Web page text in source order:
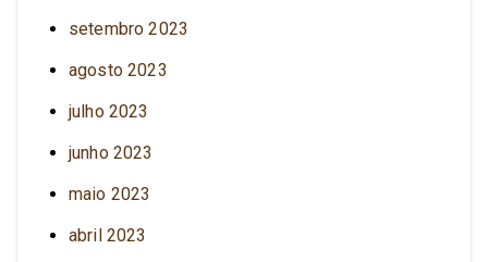
setembro 2023
agosto 2023
julho 2023
junho 2023
maio 2023
abril 2023